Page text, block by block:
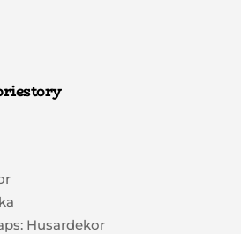
Husardekor